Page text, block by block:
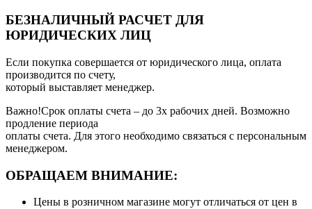
БЕЗНАЛИЧНЫЙ РАСЧЕТ ДЛЯ
ЮРИДИЧЕСКИХ ЛИЦ
Если покупка совершается от юридического лица, оплата
производится по счету,
который выставляет менеджер.
Важно!Срок оплаты счета – до 3х рабочих дней. Возможно
продление периода
оплаты счета. Для этого необходимо связаться с персональным
менеджером.
ОБРАЩАЕМ ВНИМАНИЕ:
Цены в розничном магазине могут отличаться от цен в